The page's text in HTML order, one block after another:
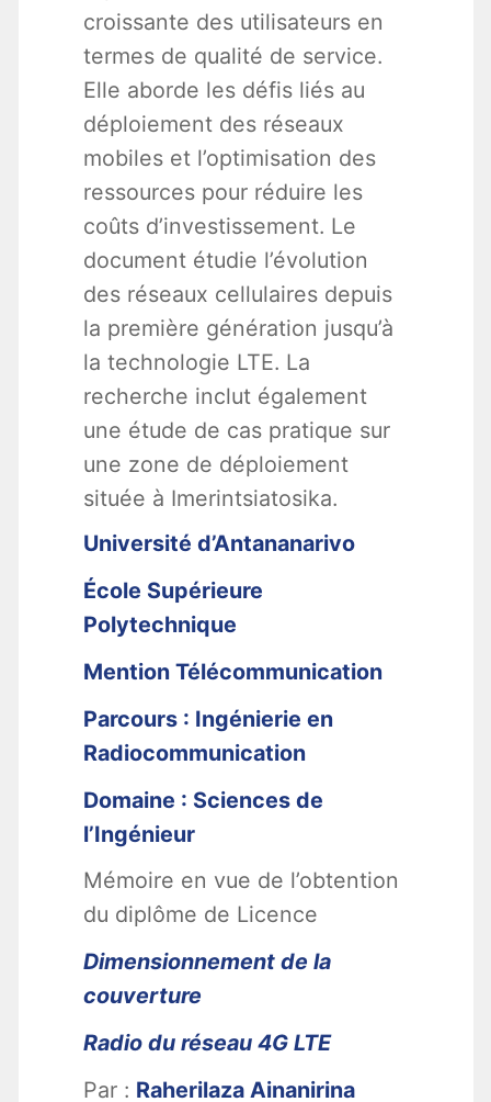
croissante des utilisateurs en
termes de qualité de service.
Elle aborde les défis liés au
déploiement des réseaux
mobiles et l’optimisation des
ressources pour réduire les
coûts d’investissement. Le
document étudie l’évolution
des réseaux cellulaires depuis
la première génération jusqu’à
la technologie LTE. La
recherche inclut également
une étude de cas pratique sur
une zone de déploiement
située à Imerintsiatosika.
Université d’Antananarivo
École Supérieure
Polytechnique
Mention Télécommunication
Parcours : Ingénierie en
Radiocommunication
Domaine : Sciences de
l’Ingénieur
Mémoire en vue de l’obtention
du diplôme de Licence
Dimensionnement de la
couverture
Radio du réseau 4G LTE
Par : Raherilaza Ainanirina